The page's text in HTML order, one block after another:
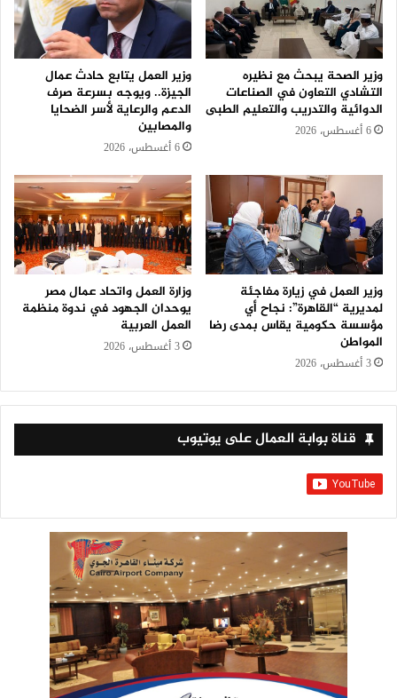
وزير الصحة يبحث مع نظيره
التشادي التعاون في الصناعات
الدوائية والتدريب والتعليم الطبى
6 أغسطس، 2026
وزير العمل يتابع حادث عمال
الجيزة.. ويوجه بسرعة صرف
الدعم والرعاية لأسر الضحايا
والمصابين
6 أغسطس، 2026
وزير العمل في زيارة مفاجئة
لمديرية “القاهرة”: نجاح أي
مؤسسة حكومية يقاس بمدى رضا
المواطن
3 أغسطس، 2026
وزارة العمل واتحاد عمال مصر
يوحدان الجهود في ندوة منظمة
العمل العربية
3 أغسطس، 2026
قناة بوابة العمال على يوتيوب